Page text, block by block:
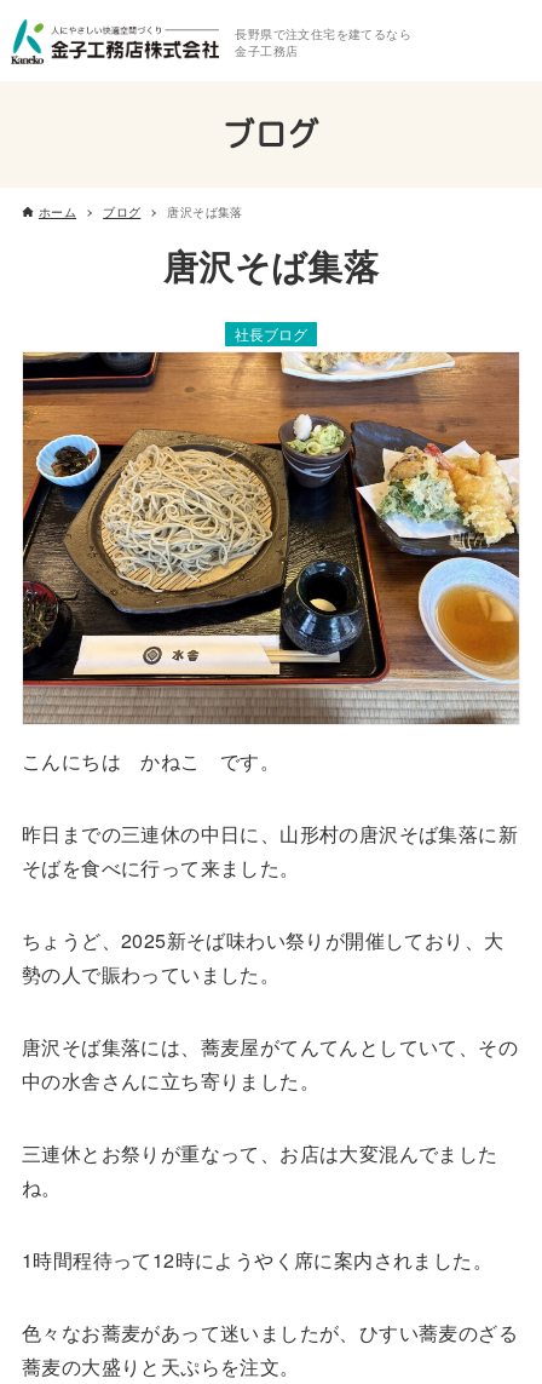
長野県で注文住宅を建てるなら
金子工務店
ブログ
ホーム ブログ 唐沢そば集落
唐沢そば集落
社長ブログ
こんにちは かねこ です。
昨日までの三連休の中日に、山形村の唐沢そば集落に新
そばを食べに行って来ました。
ちょうど、2025新そば味わい祭りが開催しており、大
勢の人で賑わっていました。
唐沢そば集落には、蕎麦屋がてんてんとしていて、その
中の水舎さんに立ち寄りました。
三連休とお祭りが重なって、お店は大変混んでました
ね。
1時間程待って12時にようやく席に案内されました。
色々なお蕎麦があって迷いましたが、ひすい蕎麦のざる
蕎麦の大盛りと天ぷらを注文。